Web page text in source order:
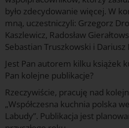
było zdecydowanie więcej. W
mną, uczestniczyli: Grzegorz
Kaszlewicz, Radosław
Sebastian Truszkowski i Dariusz
Jest Pan autorem kilku książek
Pan kolejne publikacje?
Rzeczywiście, pracuję nad
„Współczesna kuchnia polska
Labudy”. Publikacja jest